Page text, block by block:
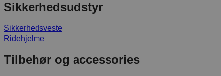
Sikkerhedsudstyr
Sikkerhedsveste
Ridehjelme
Tilbehør og accessories